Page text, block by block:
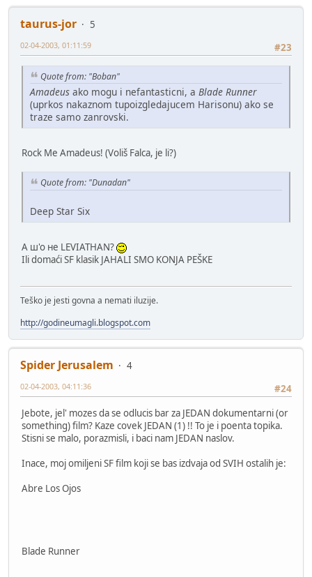
taurus-jor
5
#23
02-04-2003, 01:11:59
Quote from: "Boban"
Amadeus ako mogu i nefantasticni, a Blade Runner
(uprkos nakaznom tupoizgledajucem Harisonu) ako se
traze samo zanrovski.
Rock Me Amadeus! (Voliš Falca, je li?)
Quote from: "Dunadan"
Deep Star Six
A ш'о не LEVIATHAN?
Ili domaći SF klasik JAHALI SMO KONJA PEŠKE
Teško je jesti govna a nemati iluzije.
http://godineumagli.blogspot.com
Spider Jerusalem
4
#24
02-04-2003, 04:11:36
Jebote, jel' mozes da se odlucis bar za JEDAN dokumentarni (or
something) film? Kaze covek JEDAN (1) !! To je i poenta topika.
Stisni se malo, porazmisli, i baci nam JEDAN naslov.
Inace, moj omiljeni SF film koji se bas izdvaja od SVIH ostalih je:
Abre Los Ojos
Blade Runner